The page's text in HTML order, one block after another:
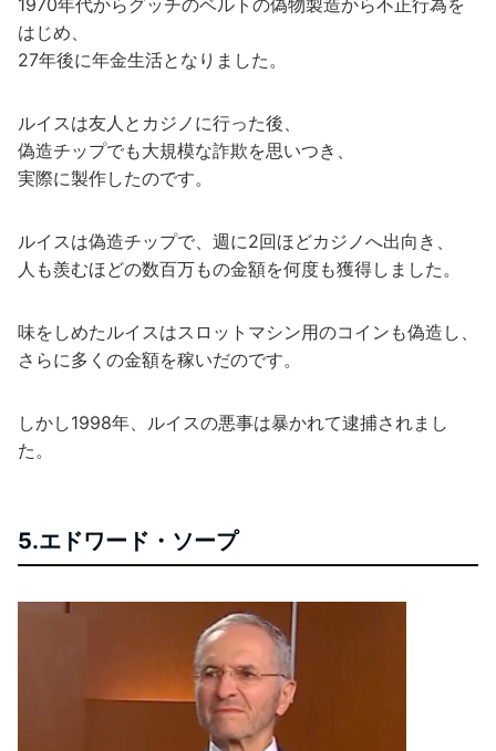
1970年代からグッチのベルトの偽物製造から不正行為を
はじめ、
27年後に年金生活となりました。
ルイスは友人とカジノに行った後、
偽造チップでも大規模な詐欺を思いつき、
実際に製作したのです。
ルイスは偽造チップで、週に2回ほどカジノへ出向き、
人も羨むほどの数百万もの金額を何度も獲得しました。
味をしめたルイスはスロットマシン用のコインも偽造し、
さらに多くの金額を稼いだのです。
しかし1998年、ルイスの悪事は暴かれて逮捕されまし
た。
5.エドワード・ソープ